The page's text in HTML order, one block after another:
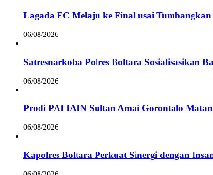
Lagada FC Melaju ke Final usai
06/08/2026
Satresnarkoba Polres Boltara Sosialisasikan
06/08/2026
Prodi PAI IAIN Sultan Amai Gorontalo
06/08/2026
Kapolres Boltara Perkuat Sinergi dengan